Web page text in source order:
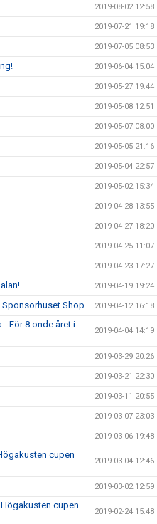
2019-08-02 12:58
2019-07-21 19:18
2019-07-05 08:53
2019-06-04 15:04
2019-05-27 19:44
2019-05-08 12:51
2019-05-07 08:00
2019-05-05 21:16
2019-05-04 22:57
2019-05-02 15:34
2019-04-28 13:55
2019-04-27 18:20
2019-04-25 11:07
2019-04-23 17:27
2019-04-19 19:24
Shop 2019-04-12 16:18
- För 8:onde året i
2019-04-04 14:19
2019-03-29 20:26
2019-03-21 22:30
2019-03-11 20:55
2019-03-07 23:03
2019-03-06 19:48
cupen
2019-03-04 12:46
2019-03-02 12:59
cupen
2019-02-24 15:48